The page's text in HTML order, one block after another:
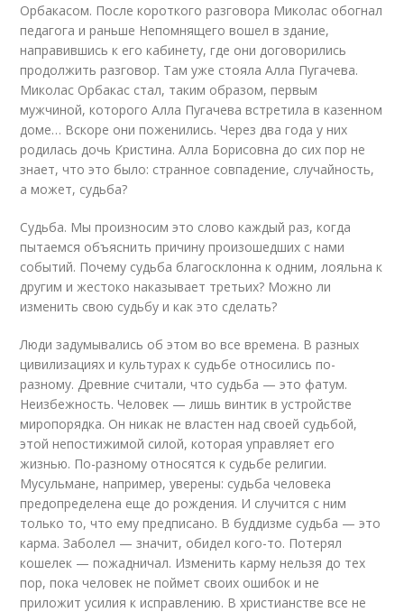
Орбакасом. После короткого разговора Миколас обогнал
педагога и раньше Непомнящего вошел в здание,
направившись к его кабинету, где они договорились
продолжить разговор. Там уже стояла Алла Пугачева.
Миколас Орбакас стал, таким образом, первым
мужчиной, которого Алла Пугачева встретила в казенном
доме… Вскоре они поженились. Через два года у них
родилась дочь Кристина. Алла Борисовна до сих пор не
знает, что это было: странное совпадение, случайность,
а может, судьба?
Судьба. Мы произносим это слово каждый раз, когда
пытаемся объяснить причину произошедших с нами
событий. Почему судьба благосклонна к одним, лояльна к
другим и жестоко наказывает третьих? Можно ли
изменить свою судьбу и как это сделать?
Люди задумывались об этом во все времена. В разных
цивилизациях и культурах к судьбе относились по-
разному. Древние считали, что судьба — это фатум.
Неизбежность. Человек — лишь винтик в устройстве
миропорядка. Он никак не властен над своей судьбой,
этой непостижимой силой, которая управляет его
жизнью. По-разному относятся к судьбе религии.
Мусульмане, например, уверены: судьба человека
предопределена еще до рождения. И случится с ним
только то, что ему предписано. В буддизме судьба — это
карма. Заболел — значит, обидел кого-то. Потерял
кошелек — пожадничал. Изменить карму нельзя до тех
пор, пока человек не поймет своих ошибок и не
приложит усилия к исправлению. В христианстве все не